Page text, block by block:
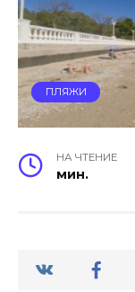
ПЛЯЖИ
НА ЧТЕНИЕ
мин.